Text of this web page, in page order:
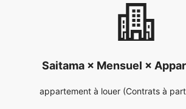
Saitama × Mensuel ×
appartement à louer (Contrats à